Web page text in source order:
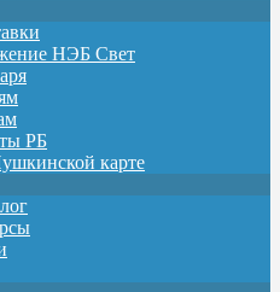
НЭБ Свет
РБ
карте